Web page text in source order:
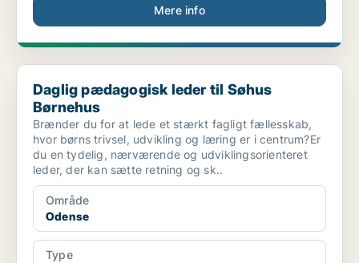
Mere info
Daglig pædagogisk leder til Søhus Børnehus
Daglig pædagogisk leder til Søhus
Børnehus
Brænder du for at lede et stærkt fagligt fællesskab,
hvor børns trivsel, udvikling og læring er i centrum?Er
du en tydelig, nærværende og udviklingsorienteret
leder, der kan sætte retning og sk..
Område
Odense
Type